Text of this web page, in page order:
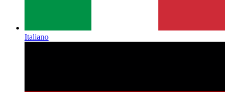
Italiano